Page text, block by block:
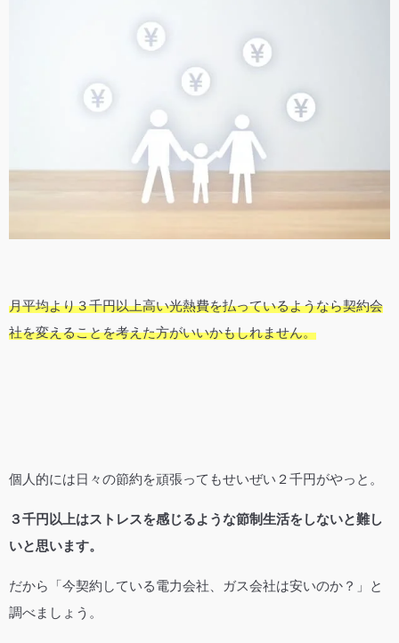
月平均より３千円以上高い光熱費を払っているようなら契約会
社を変えることを考えた方がいいかもしれません。
個人的には日々の節約を頑張ってもせいぜい２千円がやっと。
３千円以上はストレスを感じるような節制生活をしないと難し
いと思います。
だから「今契約している電力会社、ガス会社は安いのか？」と
調べましょう。